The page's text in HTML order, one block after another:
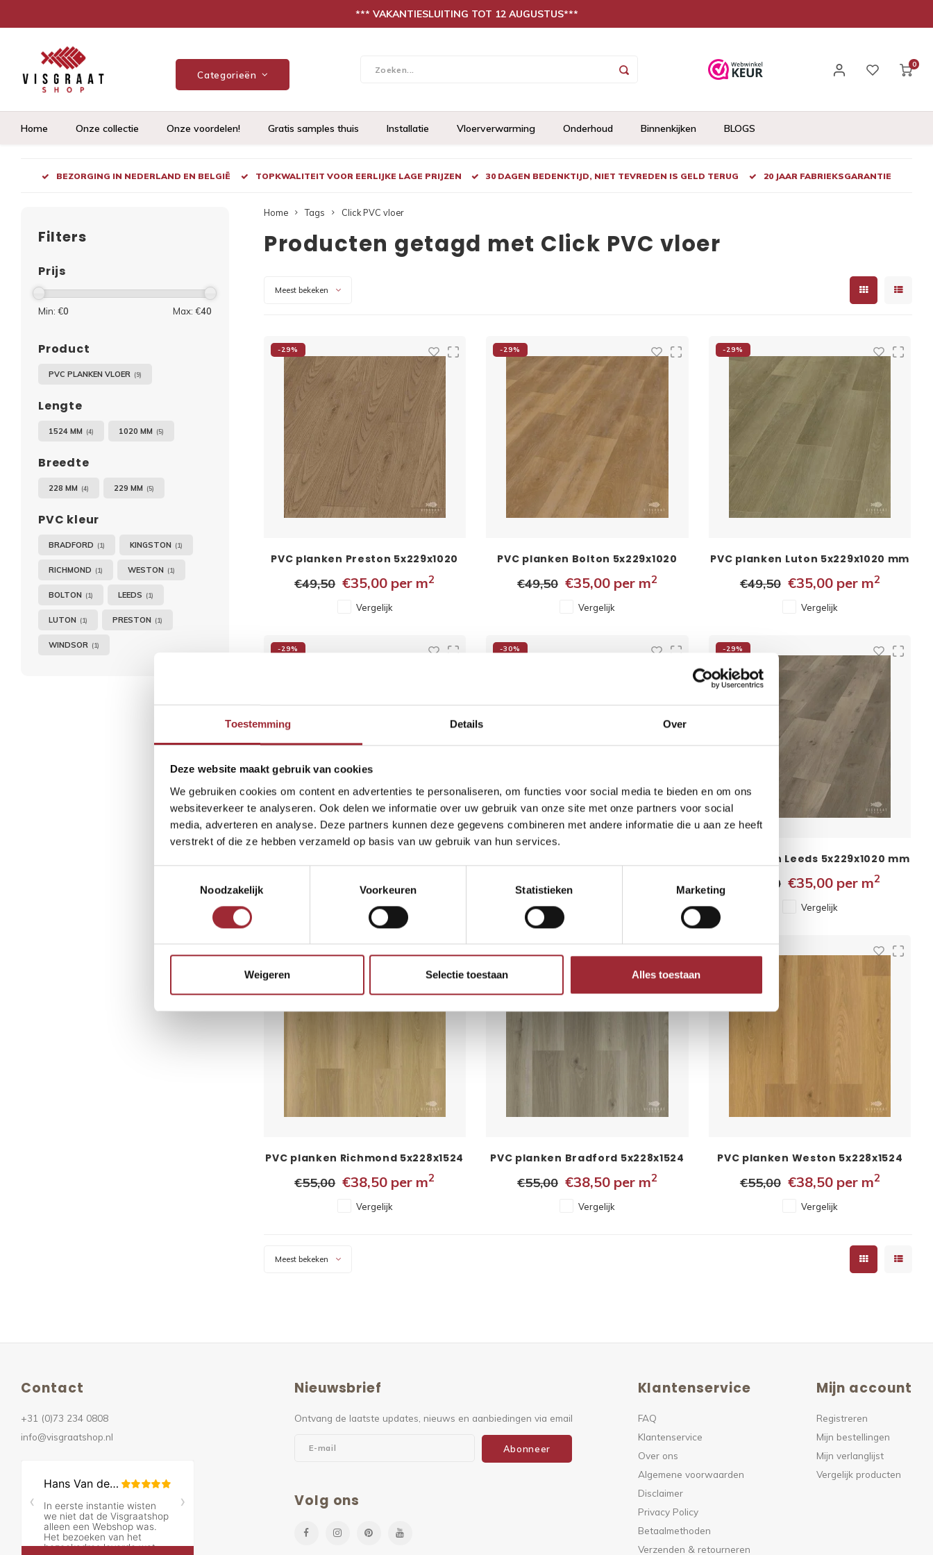
Toestemming Details Over
Deze website maakt gebruik van cookies
We gebruiken cookies om content en advertenties te personaliseren, om functies voor social media te bieden en om ons
websiteverkeer te analyseren. Ook delen we informatie over uw gebruik van onze site met onze partners voor social
media, adverteren en analyse. Deze partners kunnen deze gegevens combineren met andere informatie die u aan ze heeft
verstrekt of die ze hebben verzameld op basis van uw gebruik van hun services.
Noodzakelijk
Voorkeuren Statistieken Marketing
Weigeren Selectie toestaan Alles toestaan
*** VAKANTIESLUITING TOT 12 AUGUSTUS***
Categorieën
0
Home Onze collectie Onze voordelen! Gratis samples thuis Installatie Vloerverwarming Onderhoud Binnenkijken BLOGS
BEZORGING IN NEDERLAND EN BELGIË TOPKWALITEIT VOOR EERLIJKE LAGE PRIJZEN 30 DAGEN BEDENKTIJD, NIET TEVREDEN IS GELD TERUG 20 JAAR FABRIEKSGARANTIE
Filters
Prijs
Min: €0 Max: €40
Product
PVC PLANKEN VLOER (9)
Lengte
1524 MM (4) 1020 MM (5)
Breedte
228 MM (4) 229 MM (5)
PVC kleur
BRADFORD (1) KINGSTON (1)
RICHMOND (1) WESTON (1)
BOLTON (1) LEEDS (1)
LUTON (1) PRESTON (1)
WINDSOR (1)
Home Tags Click PVC vloer
Producten getagd met Click PVC vloer
Meest bekeken
-29%
PVC planken Preston 5x229x1020
€49,50 €35,00 per m2
Vergelijk
-29%
PVC planken Bolton 5x229x1020
€49,50 €35,00per m2
Vergelijk
-29%
PVC planken Luton 5x229x1020 mm
€49,50 €35,00per m2
Vergelijk
-29%
€35,00
Vergelijk
-30%
€55,00
-29%
PVC planken Leeds 5x229x1020 mm
€49,50 €35,00per m2
Vergelijk
PVC planken Richmond 5x228x1524
€55,00 €38,50 per m2
Vergelijk
PVC planken Bradford 5x228x1524
€55,00 €38,50per m2
Vergelijk
PVC planken Weston 5x228x1524
€55,00 €38,50per m2
Vergelijk
Meest bekeken
Contact
+31 (0)73 234 0808
info@visgraatshop.nl
Nieuwsbrief
Ontvang de laatste updates, nieuws en aanbiedingen via email
Abonneer
Volg ons
Klantenservice
FAQ
Klantenservice
Over ons
Algemene voorwaarden
Disclaimer
Privacy Policy
Betaalmethoden
Verzenden & retourneren
Mijn account
Registreren
Mijn bestellingen
Mijn verlanglijst
Vergelijk producten